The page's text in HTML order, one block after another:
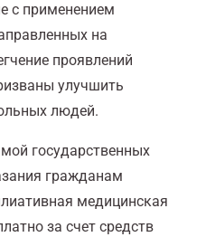
с применением
на
проявлений
улучшить
людей.
государственных
гражданам
медицинская
за счет средств